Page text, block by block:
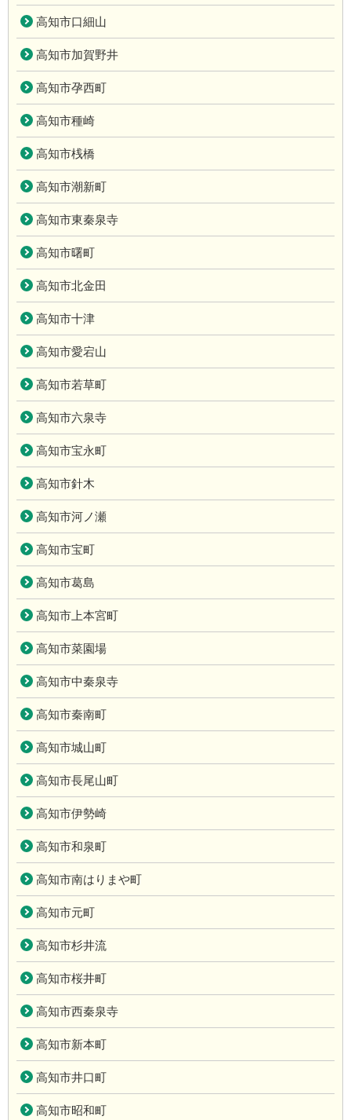
高知市口細山
高知市加賀野井
高知市孕西町
高知市種崎
高知市桟橋
高知市潮新町
高知市東秦泉寺
高知市曙町
高知市北金田
高知市十津
高知市愛宕山
高知市若草町
高知市六泉寺
高知市宝永町
高知市針木
高知市河ノ瀬
高知市宝町
高知市葛島
高知市上本宮町
高知市菜園場
高知市中秦泉寺
高知市秦南町
高知市城山町
高知市長尾山町
高知市伊勢崎
高知市和泉町
高知市南はりまや町
高知市元町
高知市杉井流
高知市桜井町
高知市西秦泉寺
高知市新本町
高知市井口町
高知市昭和町